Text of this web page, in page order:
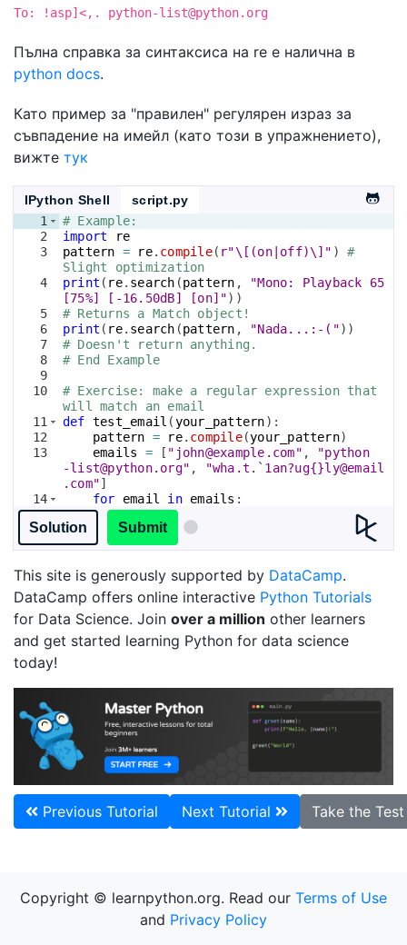
To: !asp]<,. python-list@python.org
Пълна справка за синтаксиса на re е налична в
python docs.
Като пример за "правилен" регулярен израз за
съвпадение на имейл (като този в упражнението),
вижте тук
IPython Shell
script.py
1
2
3
4
5
6
7
8
9
10
11
12
13
14
15
# Example:
import
re
pattern = re. compile( r"\[(on|off)\]" )
#
Slight optimization
print ( re. search (pattern ,
"Mono: Playback 65
[75%] [-16.50dB] [on]"))
# Returns a Match object!
print ( re. search (pattern , "Nada...:-("))
# Doesn't return anything.
# End Example
# Exercise: make a regular expression that
will match an email
def test_email (your_pattern) :
pattern = re. compile(your_pattern)
emails
= [ "john@example.com" ,
"python
-list@python.org" ,
"wha.t.`1an?ug{}ly@email
.com"]
for
email in emails :
if not re :
Solution Submit
This site is generously supported by DataCamp.
DataCamp offers online interactive Python Tutorials
for Data Science. Join over a million other learners
and get started learning Python for data science
today!
Previous Tutorial Next Tutorial Take the
Copyright © learnpython.org. Read our Terms of Use
and Privacy Policy